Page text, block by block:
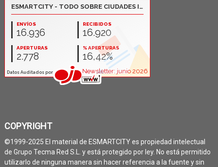
COPYRIGHT
©1999-2025 El material de ESMARTCITY es propiedad intelectual
de Grupo Tecma Red S.L. y está protegido por ley. No está permitido
utilizarlo de ninguna manera sin hacer referencia a la fuente y sin